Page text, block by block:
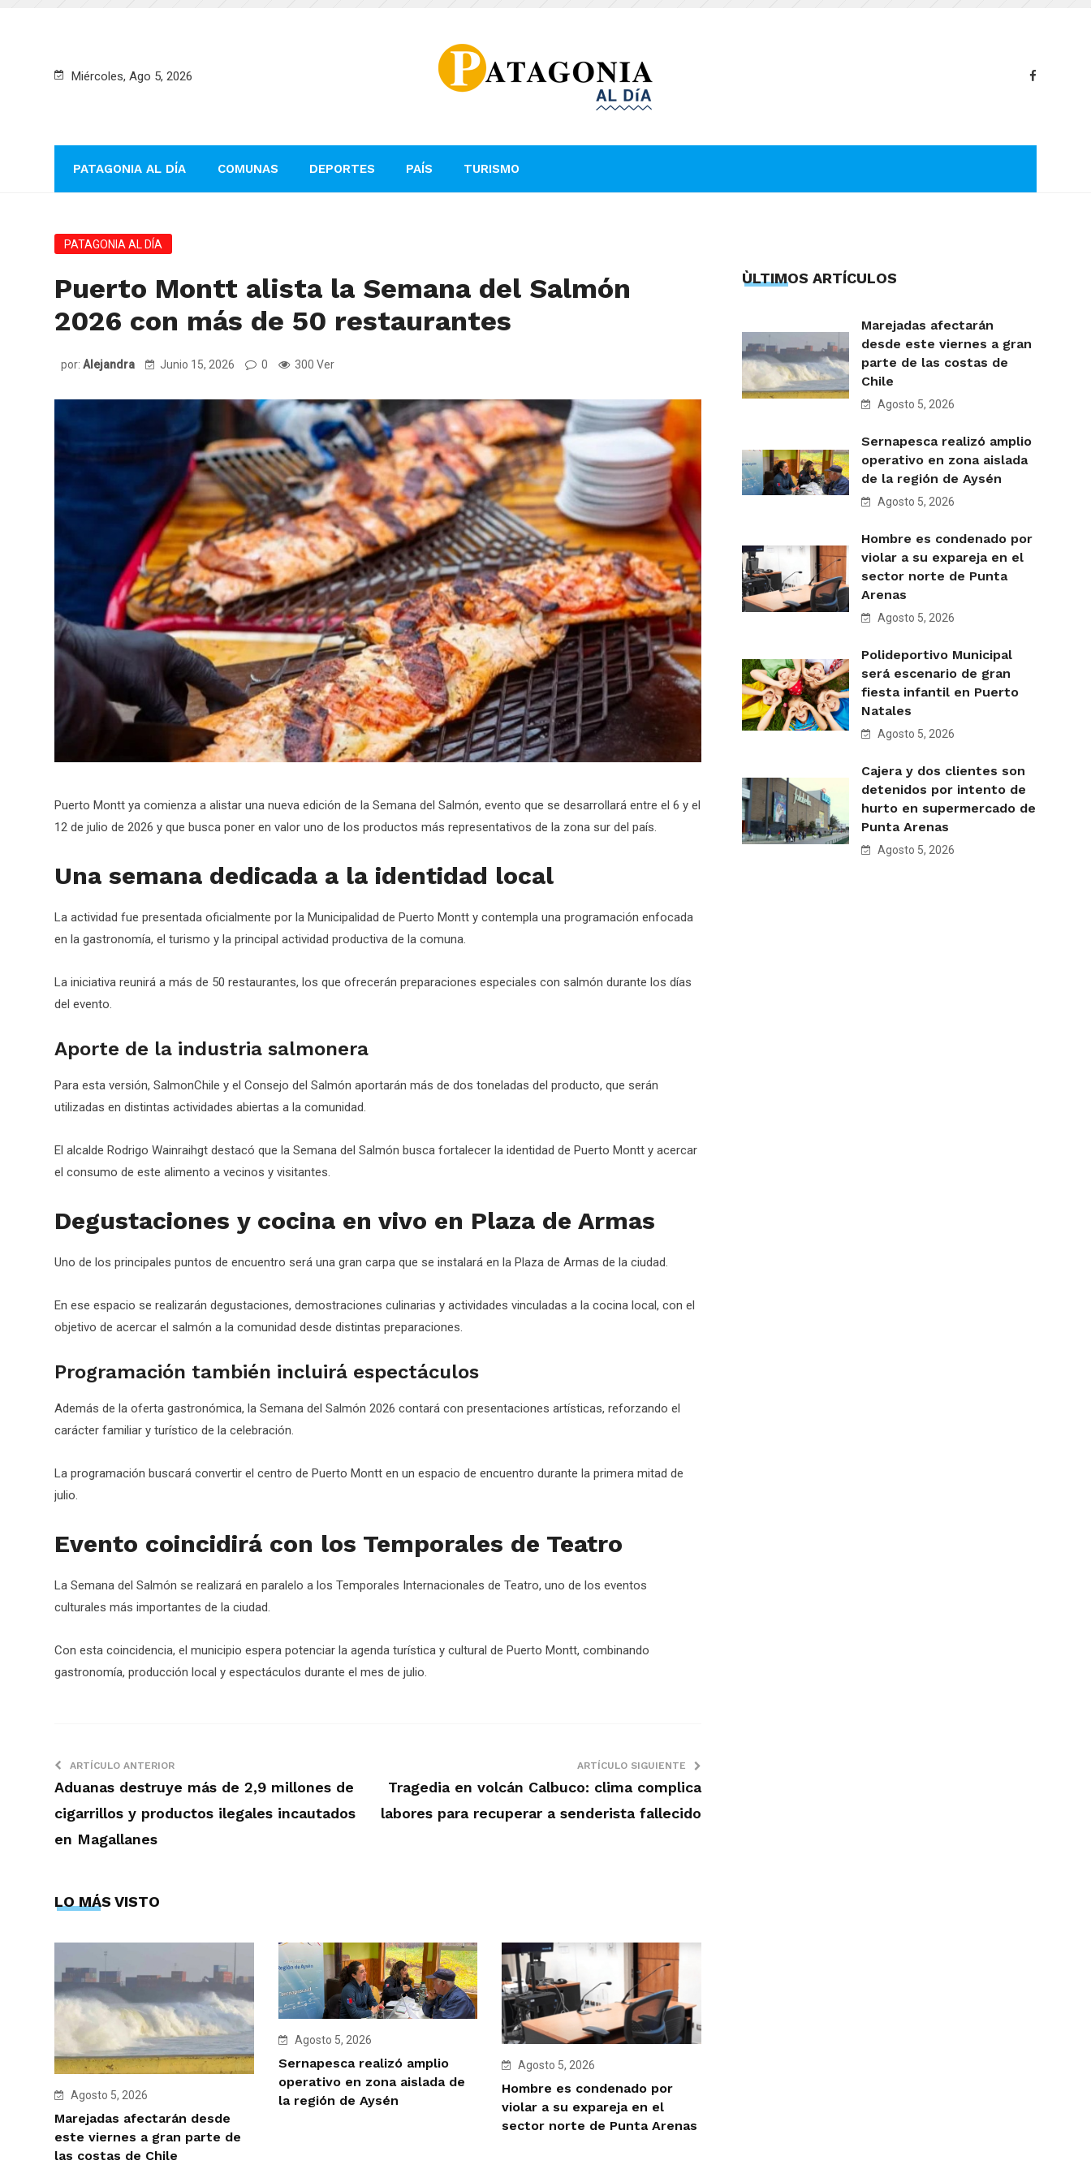
Miércoles, Ago 5, 2026
PATAGONIA AL DÍA COMUNAS DEPORTES PAÍS TURISMO
PATAGONIA AL DÍA
Puerto Montt alista la Semana del Salmón
2026 con más de 50 restaurantes
por: Alejandra Junio 15, 2026 0 300 Ver
Puerto Montt ya comienza a alistar una nueva edición de la Semana del Salmón, evento que se desarrollará entre el 6 y el
12 de julio de 2026 y que busca poner en valor uno de los productos más representativos de la zona sur del país.
Una semana dedicada a la identidad local
La actividad fue presentada oficialmente por la Municipalidad de Puerto Montt y contempla una programación enfocada
en la gastronomía, el turismo y la principal actividad productiva de la comuna.
La iniciativa reunirá a más de 50 restaurantes, los que ofrecerán preparaciones especiales con salmón durante los días
del evento.
Aporte de la industria salmonera
Para esta versión, SalmonChile y el Consejo del Salmón aportarán más de dos toneladas del producto, que serán
utilizadas en distintas actividades abiertas a la comunidad.
El alcalde Rodrigo Wainraihgt destacó que la Semana del Salmón busca fortalecer la identidad de Puerto Montt y acercar
el consumo de este alimento a vecinos y visitantes.
Degustaciones y cocina en vivo en Plaza de Armas
Uno de los principales puntos de encuentro será una gran carpa que se instalará en la Plaza de Armas de la ciudad.
En ese espacio se realizarán degustaciones, demostraciones culinarias y actividades vinculadas a la cocina local, con el
objetivo de acercar el salmón a la comunidad desde distintas preparaciones.
Programación también incluirá espectáculos
Además de la oferta gastronómica, la Semana del Salmón 2026 contará con presentaciones artísticas, reforzando el
carácter familiar y turístico de la celebración.
La programación buscará convertir el centro de Puerto Montt en un espacio de encuentro durante la primera mitad de
julio.
Evento coincidirá con los Temporales de Teatro
La Semana del Salmón se realizará en paralelo a los Temporales Internacionales de Teatro, uno de los eventos
culturales más importantes de la ciudad.
Con esta coincidencia, el municipio espera potenciar la agenda turística y cultural de Puerto Montt, combinando
gastronomía, producción local y espectáculos durante el mes de julio.
ARTÍCULO ANTERIOR
Aduanas destruye más de 2,9 millones de
cigarrillos y productos ilegales incautados
en Magallanes
ARTÍCULO SIGUIENTE
Tragedia en volcán Calbuco: clima complica
labores para recuperar a senderista fallecido
LO MÁS VISTO
Agosto 5, 2026
Marejadas afectarán desde
este viernes a gran parte de
las costas de Chile
Agosto 5, 2026
Sernapesca realizó amplio
operativo en zona aislada de
la región de Aysén
Agosto 5, 2026
Hombre es condenado por
violar a su expareja en el
sector norte de Punta Arenas
ÙLTIMOS ARTÍCULOS
Marejadas afectarán
desde este viernes a gran
parte de las costas de
Chile
Agosto 5, 2026
Sernapesca realizó amplio
operativo en zona aislada
de la región de Aysén
Agosto 5, 2026
Hombre es condenado por
violar a su expareja en el
sector norte de Punta
Arenas
Agosto 5, 2026
Polideportivo Municipal
será escenario de gran
fiesta infantil en Puerto
Natales
Agosto 5, 2026
Cajera y dos clientes son
detenidos por intento de
hurto en supermercado de
Punta Arenas
Agosto 5, 2026